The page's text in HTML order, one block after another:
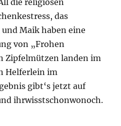
das
Maik haben eine
von „Frohen
Zipfelmützen landen im
Helferlein im
gibt‘s jetzt auf
ihrwisstschonwonoch.